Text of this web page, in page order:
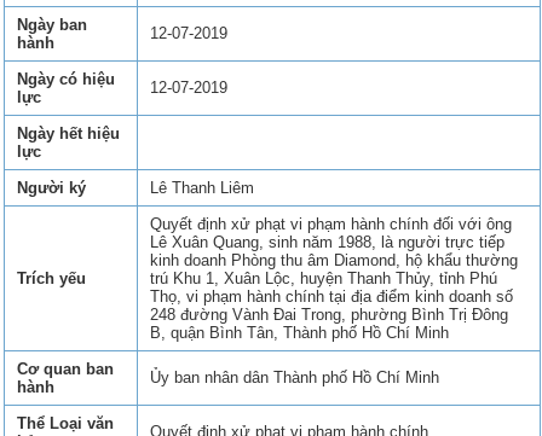
Ngày ban
hành
12-07-2019
Ngày có hiệu
lực
12-07-2019
Ngày hết hiệu
lực
Người ký
Lê Thanh Liêm
Trích yếu
Quyết định xử phạt vi phạm hành chính đối với ông
Lê Xuân Quang, sinh năm 1988, là người trực tiếp
kinh doanh Phòng thu âm Diamond, hộ khẩu thường
trú Khu 1, Xuân Lộc, huyện Thanh Thủy, tỉnh Phú
Thọ, vi phạm hành chính tại địa điểm kinh doanh số
248 đường Vành Đai Trong, phường Bình Trị Đông
B, quận Bình Tân, Thành phố Hồ Chí Minh
Cơ quan ban
hành
Ủy ban nhân dân Thành phố Hồ Chí Minh
Thể Loại văn
Quyết định xử phạt vi phạm hành chính